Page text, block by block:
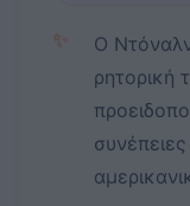
✨
Ο
ρητορική